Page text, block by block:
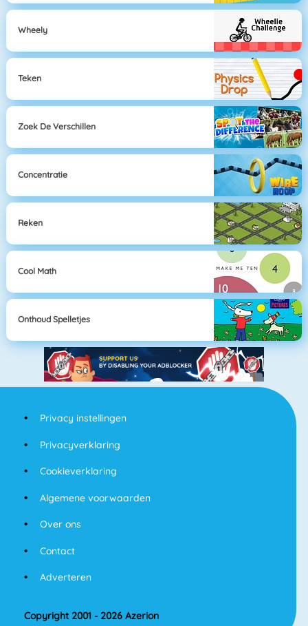
Wheely
Teken
Zoek De Verschillen
Concentratie
Reken
Cool Math
Onthoud Spelletjes
Privacy instellingen
Privacyverklaring
Cookieverklaring
Algemene voorwaarden
Over ons
Contact
Adverteren
Copyright 2001 - 2026 Azerion